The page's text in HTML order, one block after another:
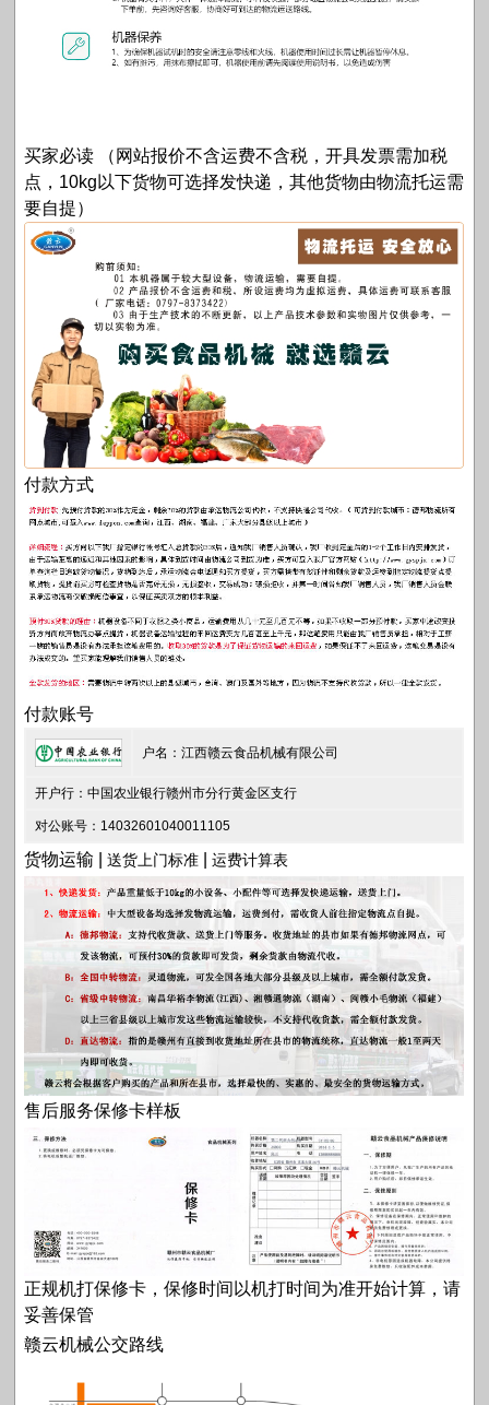
买家必读 （网站报价不含运费不含税，开具发票需加税
点，10kg以下货物可选择发快递，其他货物由物流托运需
要自提）
付款方式
付款账号
户名：江西赣云食品机械有限公司
开户行：中国农业银行赣州市分行黄金区支行
对公账号：14032601040011105
货物运输 |送货上门标准 |运费计算表
售后服务保修卡样板
正规机打保修卡，保修时间以机打时间为准开始计算，请
妥善保管
赣云机械公交路线